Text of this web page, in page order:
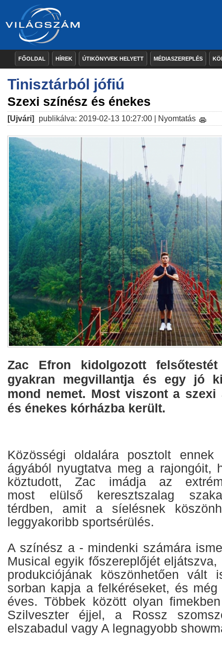
FŐOLDAL HÍREK ÚTIKÖNYVEK HELYETT MÉDIASZEREPLÉS
Tinisztárból jófiú
Szexi színész és énekes
[Ujvári] publikálva: 2019-02-13 10:27:00 | Nyomtatás
Zac Efron kidolgozott
gyakran megvillantja és egy jó
mond nemet. Most viszont a szexi
és énekes kórházba került.
Közösségi oldalára posztolt ennek
ágyából nyugtatva meg a rajongóit,
köztudott, Zac imádja az
most elülső keresztszalag
térdben, amit a síelésnek
leggyakoribb sportsérülés.
A színész a - mindenki számára
Musical egyik főszereplőjét
produkciójának köszönhetően vált
sorban kapja a felkéréseket, és
éves. Többek között olyan
Szilveszter éjjel, a Rossz
elszabadul vagy A legnagyobb